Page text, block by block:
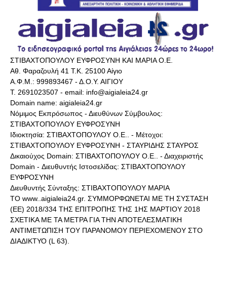
ΣΤΙΒΑΧΤΟΠΟΥΛΟΥ ΕΥΦΡΟΣΥΝΗ ΚΑΙ ΜΑΡΙΑ Ο.Ε.
Αθ. Φαραζουλή 41 Τ.Κ. 25100 Αίγιο
Α.Φ.Μ.: 999893467 - Δ.Ο.Υ. ΑΙΓΙΟΥ
Τ. 2691023507 - email: info@aigialeia24.gr
Domain name: aigialeia24.gr
Νόμιμος Εκπρόσωπος - Διευθύνων Σύμβουλος:
ΣΤΙΒΑΧΤΟΠΟΥΛΟΥ ΕΥΦΡΟΣΥΝΗ
Ιδιοκτησία: ΣΤΙΒΑΧΤΟΠΟΥΛΟΥ Ο.Ε.. - Μέτοχοι:
ΣΤΙΒΑΧΤΟΠΟΥΛΟΥ ΕΥΦΡΟΣΥΝΗ - ΣΤΑΥΡΙΔΗΣ ΣΤΑΥΡΟΣ
Δικαιούχος Domain: ΣΤΙΒΑΧΤΟΠΟΥΛΟΥ Ο.Ε.. - Διαχειριστής
Domain - Διευθυντής Ιστοσελίδας: ΣΤΙΒΑΧΤΟΠΟΥΛΟΥ
ΕΥΦΡΟΣΥΝΗ
Διευθυντής Σύνταξης: ΣΤΙΒΑΧΤΟΠΟΥΛΟΥ ΜΑΡΙΑ
ΤΟ www..aigialeia24.gr. ΣΥΜΜΟΡΦΩΝΕΤΑΙ ΜΕ ΤΗ ΣΥΣΤΑΣΗ
(ΕΕ) 2018/334 ΤΗΣ ΕΠΙΤΡΟΠΗΣ ΤΗΣ 1ΗΣ ΜΑΡΤΙΟΥ 2018
ΣΧΕΤΙΚΑ ΜΕ ΤΑ ΜΕΤΡΑ ΓΙΑ ΤΗΝ ΑΠΟΤΕΛΕΣΜΑΤΙΚΗ
ΑΝΤΙΜΕΤΩΠΙΣΗ ΤΟΥ ΠΑΡΑΝΟΜΟΥ ΠΕΡΙΕΧΟΜΕΝΟΥ ΣΤΟ
ΔΙΑΔΙΚΤΥΟ (L 63).